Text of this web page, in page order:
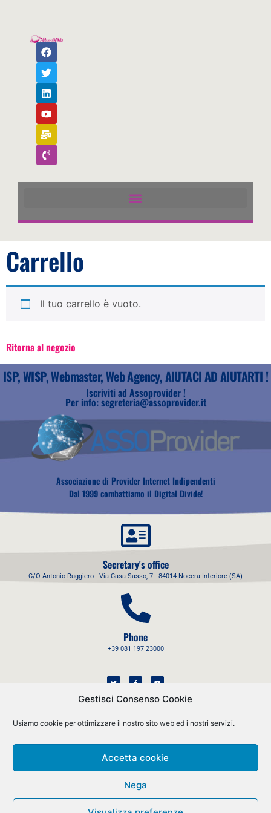
Gestisci Consenso Cookie
Usiamo cookie per ottimizzare il nostro sito web ed i nostri servizi.
Accetta cookie
Nega
Carrello
Il tuo carrello è vuoto.
Ritorna al negozio
ISP, WISP, Webmaster, Web Agency, AIUTACI AD AIUTARTI !
Iscriviti ad Assoprovider !
Per info: segreteria@assoprovider.it
Associazione di Provider Internet Indipendenti
Dal 1999 combattiamo il Digital Divide!
Secretary's office
C/O Antonio Ruggiero - Via Casa Sasso, 7 - 84014 Nocera Inferiore (SA)
Phone
+39 081 197 23000
Mail
info@assoprovider.it
© All rights reserved 2021 Assoprovider CF 97169770589 - P.IVA
06162671009